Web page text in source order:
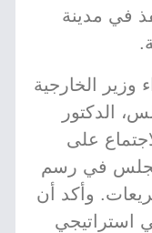
في مدينة
الخارجية
الدكتور
على
في رسم
وأكد أن
استراتيجي